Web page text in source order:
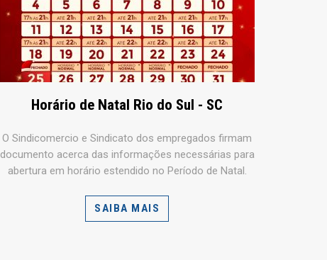
Horário de Natal Rio do Sul - SC
O Sindicomercio e Sindicato dos empregados firmam
documento acerca das informações necessárias para
abertura em horário estendido no Período de Natal.
SAIBA MAIS